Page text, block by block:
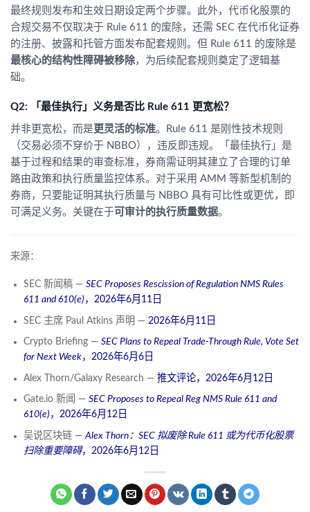
最终规则发布和生效日期设定两个步骤。此外，代币化股票的
合规交易不仅取决于 Rule 611 的废除，还需 SEC 在代币化证券
的注册、披露和托管方面发布配套规则。但 Rule 611 的废除是
最核心的结构性障碍被移除，为后续配套规则奠定了逻辑基
础。
Q2: 「最佳执行」义务是否比 Rule 611 更宽松？
并非更宽松，而是更灵活的标准。Rule 611 是刚性技术规则
（交易必须不穿价于 NBBO），违反即违规。「最佳执行」是
基于过程和结果的审查标准，券商需证明其建立了合理的订单
路由政策和执行质量监控体系。对于采用 AMM 等新型机制的
券商，只要能证明其执行质量与 NBBO 具有可比性或更优，即
可满足义务。关键在于可审计的执行质量数据。
来源：
SEC 新闻稿 — SEC Proposes Rescission of Regulation NMS Rules
611 and 610(e) ，2026年6月11日
SEC 主席 Paul Atkins 声明 — 2026年6月11日
Crypto Briefing — SEC Plans to Repeal Trade-Through Rule, Vote Set
for Next Week，2026年6月6日
Alex Thorn/Galaxy Research — 推文评论，2026年6月12日
Gate.io 新闻 — SEC Proposes to Repeal Reg NMS Rule 611 and
610(e) ，2026年6月12日
吴说区块链 —Alex Thorn：SEC 拟废除 Rule 611 或为代币化股票
扫除重要障碍，2026年6月12日